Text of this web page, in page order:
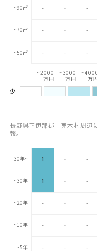
~90㎡ - - -
~70㎡ - - -
~50㎡ - - -
~2000
万円
~3000
万円
~4000
万
少
長野県下伊那郡 売木村周辺
報。
30年~ 1 - -
~30年 1 - -
~20年 - - -
~10年 - - -
~5年 - - -